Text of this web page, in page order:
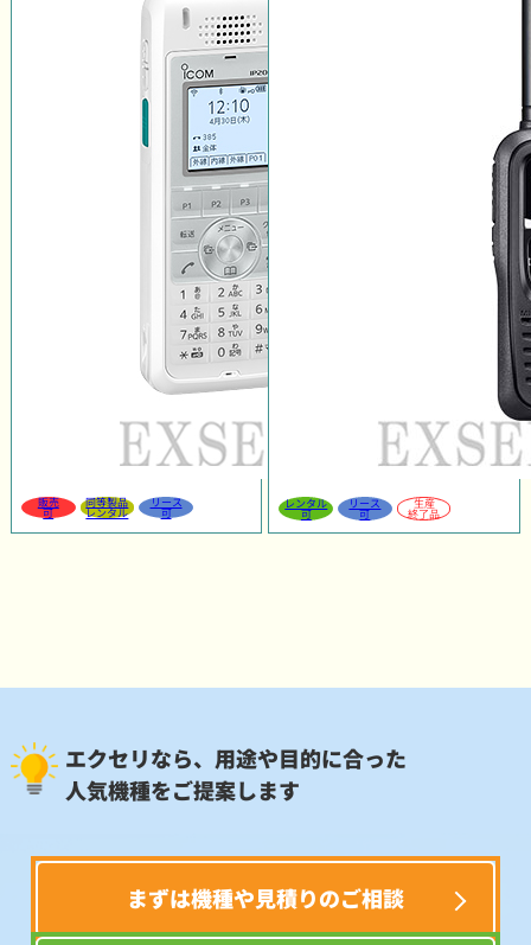
販売
可
同等製品
レンタル
リース
可
レンタル
可
リース
可
生産
終了品
エクセリなら、用途や目的に合った
人気機種をご提案します
まずは機種や見積りのご相談